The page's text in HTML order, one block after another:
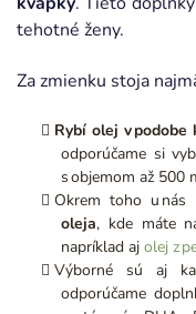
tehotné ženy.
Za zmienku stoja
Rybí olej v podobe
odporúčame si
s objemom až 500
Okrem toho u
oleja, kde máte
napríklad aj olej z
Výborné sú aj
odporúčame